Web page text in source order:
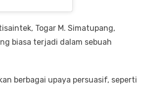
Togar M. Simatupang,
biasa terjadi dalam sebuah
berbagai upaya persuasif, seperti